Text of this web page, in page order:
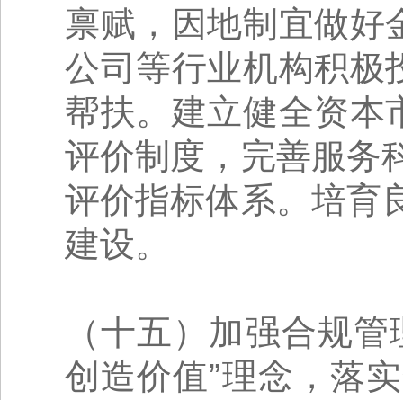
禀赋，因地制宜做好
公司等行业机构积极
帮扶。建立健全资本
评价制度，完善服务
评价指标体系。培育
建设。
（十五）加强合规
创造价值”理念，落